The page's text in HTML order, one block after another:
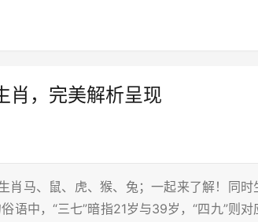
肖，完美解析呈现
肖马、鼠、虎、猴、兔；一起来了解！同时
语中，“三七”暗指21岁与39岁，“四九”则对